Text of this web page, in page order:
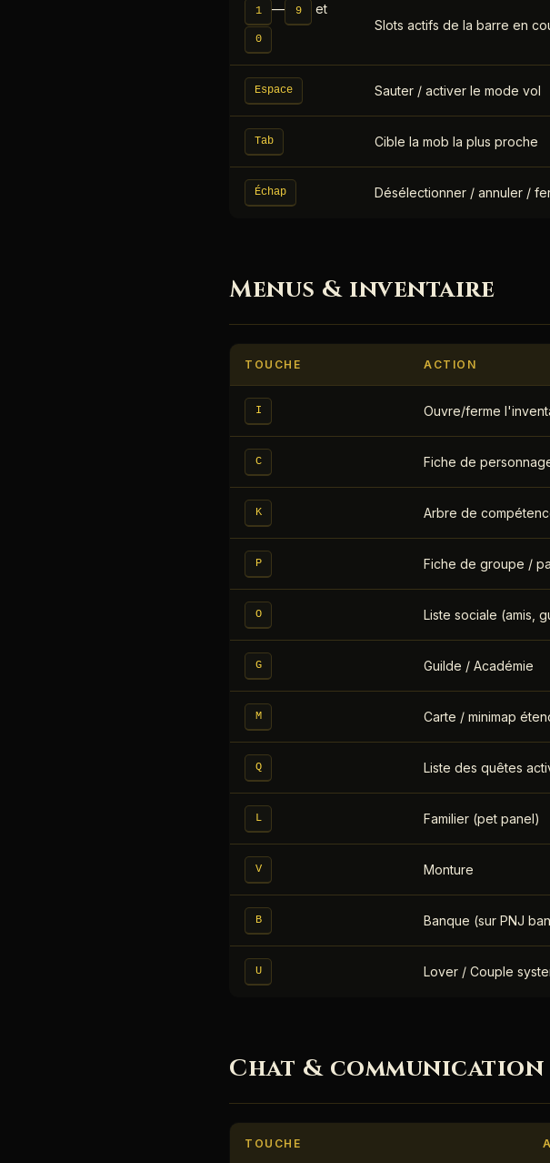
1 — 9 et
0
Slots actifs de la barre en
Espace Sauter / activer le mode vol
Tab Cible la mob la plus proche
Échap Désélectionner / annuler /
Menus & inventaire
TOUCHE ACTION
I Ouvre/ferme
C Fiche de
K Arbre de
P Fiche de groupe /
O Liste sociale (amis,
G Guilde / Académie
M Carte / minimap
Q Liste des quêtes
L Familier (pet panel)
V Monture
B Banque (sur PNJ
U Lover / Couple
Chat & communication
TOUCHE